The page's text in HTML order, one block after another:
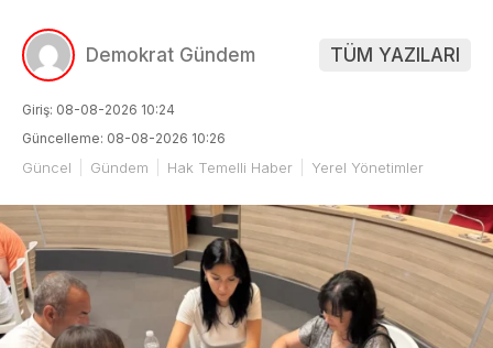
Demokrat Gündem TÜM YAZILARI
Giriş: 08-08-2026 10:24
Güncelleme: 08-08-2026 10:26
Güncel Gündem Hak Temelli Haber Yerel Yönetimler